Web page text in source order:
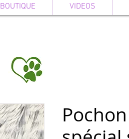
BOUTIQUE VIDEOS